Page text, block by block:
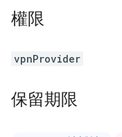
權限
vpnProvider
保留期限